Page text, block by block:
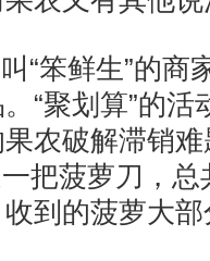
笨鲜生”的商
“聚划算”的
农破解滞销
把菠萝刀，
到的菠萝大